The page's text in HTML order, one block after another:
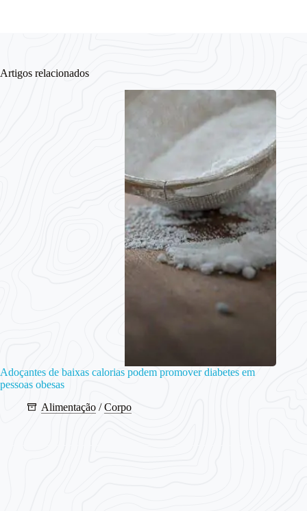
Artigos relacionados
Adoçantes de baixas calorias podem promover diabetes em
pessoas obesas
Alimentação /Corpo